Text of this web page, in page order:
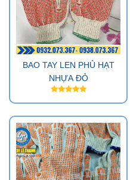
BAO TAY LEN PHỦ HẠT
NHỰA ĐỎ